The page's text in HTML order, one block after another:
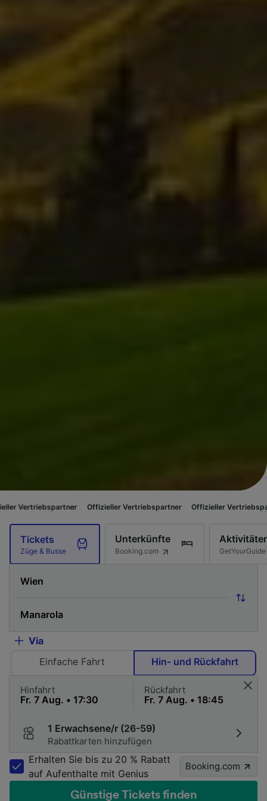
Offizieller Vertriebspartner Offizieller Vertriebspartner
Tickets
Züge & Busse
Unterkünfte
Booking.com GetYourGuide
Via
Einfache Fahrt
Hin- und Rückfahrt
Hinfahrt Rückfahrt
1 Erwachsene/r (26-59)
Rabattkarten hinzufügen
Erhalten Sie bis zu 20 % Rabatt
auf Aufenthalte mit Genius
Booking.com
Günstige Tickets finden